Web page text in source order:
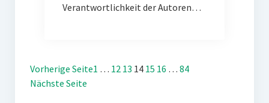
Verantwortlichkeit der Autoren…
Vorherige Seite1 … 12 13 14 15 16 … 84
Nächste Seite